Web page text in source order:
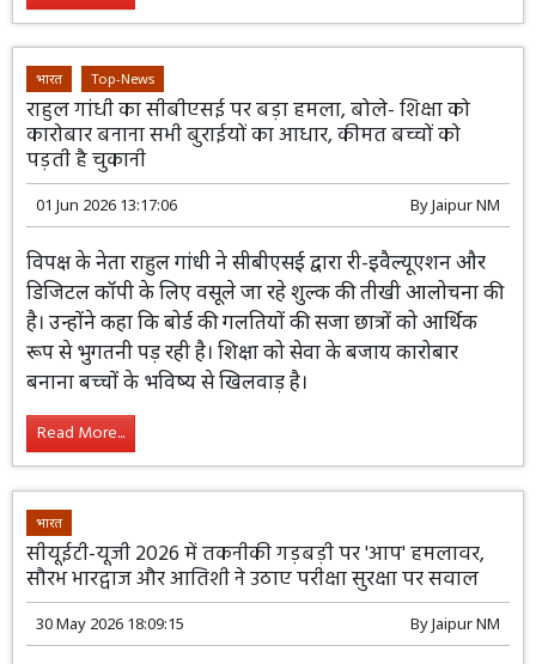
भारत Top-News
राहुल गांधी का सीबीएसई पर बड़ा हमला, बोले- शिक्षा को
कारोबार बनाना सभी बुराईयों का आधार, कीमत बच्चों को
पड़ती है चुकानी
01 Jun 2026 13:17:06 ByJaipur NM
विपक्ष के नेता राहुल गांधी ने सीबीएसई द्वारा री-इवैल्यूएशन और
डिजिटल कॉपी के लिए वसूले जा रहे शुल्क की तीखी आलोचना की
है। उन्होंने कहा कि बोर्ड की गलतियों की सजा छात्रों को आर्थिक
रूप से भुगतनी पड़ रही है। शिक्षा को सेवा के बजाय कारोबार
बनाना बच्चों के भविष्य से खिलवाड़ है।
Read More...
भारत
सीयूईटी-यूजी 2026 में तकनीकी गड़बड़ी पर 'आप' हमलावर,
सौरभ भारद्वाज और आतिशी ने उठाए परीक्षा सुरक्षा पर सवाल
30 May 2026 18:09:15 ByJaipur NM